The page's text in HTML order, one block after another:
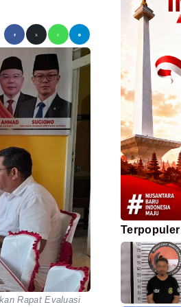
Rapat Evaluasi
Terpopuler